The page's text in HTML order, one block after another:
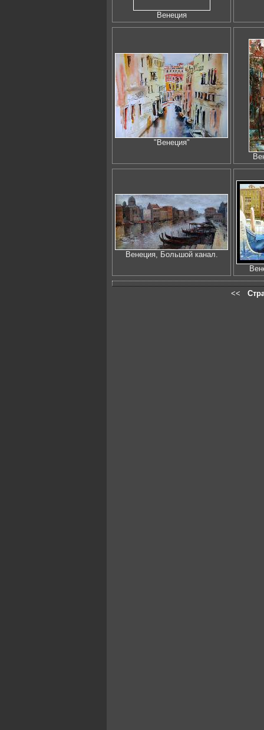
Венеция
"Венеция"
Венеция, Большой канал.
<<